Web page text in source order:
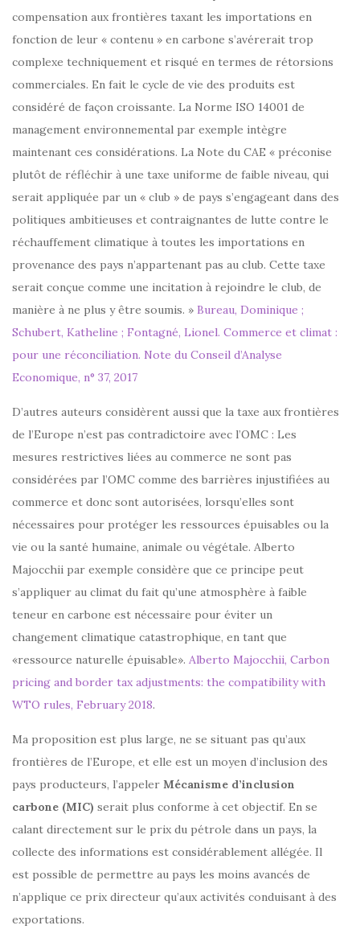
compensation aux frontières taxant les importations en
fonction de leur « contenu » en carbone s’avérerait trop
complexe techniquement et risqué en termes de rétorsions
commerciales. En fait le cycle de vie des produits est
considéré de façon croissante. La Norme ISO 14001 de
management environnemental par exemple intègre
maintenant ces considérations. La Note du CAE « préconise
plutôt de réfléchir à une taxe uniforme de faible niveau, qui
serait appliquée par un « club » de pays s’engageant dans des
politiques ambitieuses et contraignantes de lutte contre le
réchauffement climatique à toutes les importations en
provenance des pays n’appartenant pas au club. Cette taxe
serait conçue comme une incitation à rejoindre le club, de
manière à ne plus y être soumis. » Bureau, Dominique ;
Schubert, Katheline ; Fontagné, Lionel. Commerce et climat :
pour une réconciliation. Note du Conseil d’Analyse
Economique, n° 37, 2017
D’autres auteurs considèrent aussi que la taxe aux frontières
de l’Europe n’est pas contradictoire avec l’OMC : Les
mesures restrictives liées au commerce ne sont pas
considérées par l’OMC comme des barrières injustifiées au
commerce et donc sont autorisées, lorsqu’elles sont
nécessaires pour protéger les ressources épuisables ou la
vie ou la santé humaine, animale ou végétale. Alberto
Majocchii par exemple considère que ce principe peut
s’appliquer au climat du fait qu’une atmosphère à faible
teneur en carbone est nécessaire pour éviter un
changement climatique catastrophique, en tant que
«ressource naturelle épuisable». Alberto Majocchii, Carbon
pricing and border tax adjustments: the compatibility with
WTO rules, February 2018.
Ma proposition est plus large, ne se situant pas qu’aux
frontières de l’Europe, et elle est un moyen d’inclusion des
pays producteurs, l’appeler Mécanisme d’inclusion
carbone (MIC) serait plus conforme à cet objectif. En se
calant directement sur le prix du pétrole dans un pays, la
collecte des informations est considérablement allégée. Il
est possible de permettre au pays les moins avancés de
n’applique ce prix directeur qu’aux activités conduisant à des
exportations.